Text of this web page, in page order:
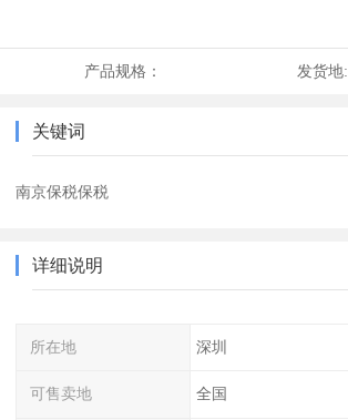
产品规格： 发货地:
关键词
南京保税保税
详细说明
所在地 深圳
可售卖地 全国